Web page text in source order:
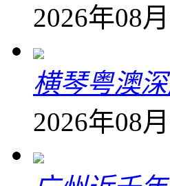
2026年08
横琴粤澳
2026年08